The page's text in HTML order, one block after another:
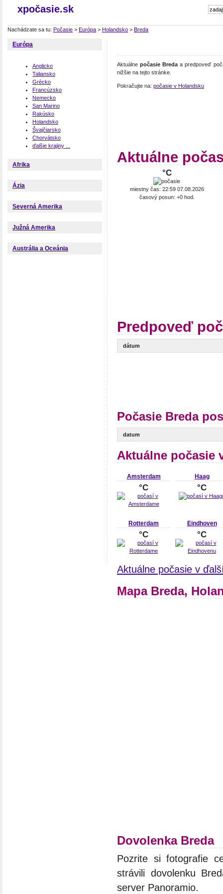
xpočasie.sk
Nachádzate sa tu: Počasie > Európa > Holandsko > Breda
Európa
Anglicko
Taliansko
Grécko
Francúzsko
Nemecko
San Marino
Rakúsko
Holandsko
Švajčiarsko
Chorvátsko
ďalšie krajiny ...
Afrika
Ázia
Severná Amerika
Južná Amerika
Austrália a Oceánia
Aktuálnepočasie Breda a predpoveď
nižšie na tejto stránke.
Pokračujte na: počasie v Holandsku
Aktuálne
°C
miestny čas: 22:59 07.08.2026
časový posun: +0 hod.
Predpoveď
dátum
Počasie Breda
datum
Aktuálne počasie
Amsterdam
°C
Haag
°C
Rotterdam
°C
Eindhoven
°C
Aktuálne počasie v
Mapa Breda,
Dovolenka Breda
Pozrite si fotografie
strávili dovolenku
server Panoramio.